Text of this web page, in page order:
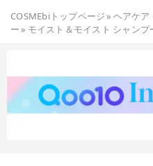
COSMEbiトップページ» ヘアケア
ー» モイスト＆モイスト シャンプ